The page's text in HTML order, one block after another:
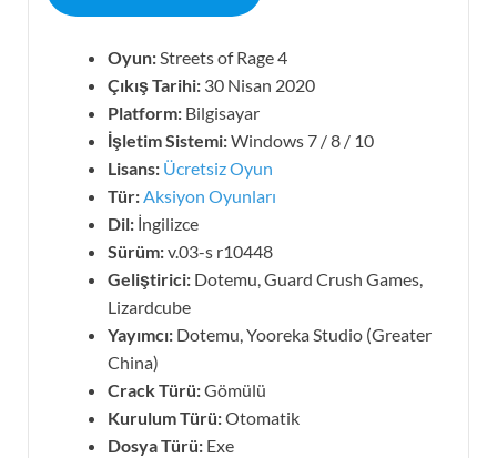
Oyun:Streets of Rage 4
Çıkış Tarihi: 30 Nisan 2020
Platform: Bilgisayar
İşletim Sistemi:Windows 7 / 8 / 10
Lisans: Ücretsiz Oyun
Tür:Aksiyon Oyunları
Dil: İngilizce
Sürüm:v.03-s r10448
Geliştirici: Dotemu, Guard Crush Games,
Lizardcube
Yayımcı: Dotemu, Yooreka Studio (Greater
China)
Crack Türü:Gömülü
Kurulum Türü:Otomatik
Dosya Türü: Exe